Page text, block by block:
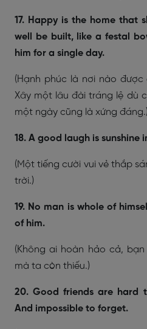
17. Happy is the home that
well be built, like a festal
him for a single day.
(Hạnh phúc là nơi nào
Xây một lâu đài tráng lệ dù
một ngày cũng là xứng
18. A good laugh is sunshine
(Một tiếng cười vui vẻ thắp
trời.)
19. No man is whole of
of him.
(Không ai hoàn hảo cả,
mà ta còn thiếu.)
20. Good friends are hard
And impossible to forget.